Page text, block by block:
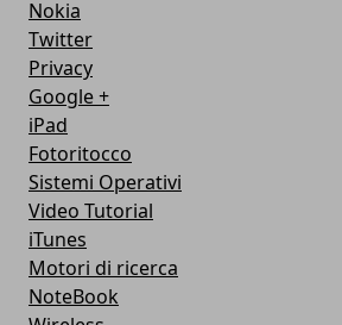
Nokia
Twitter
Privacy
Google +
iPad
Fotoritocco
Sistemi Operativi
Video Tutorial
iTunes
Motori di ricerca
NoteBook